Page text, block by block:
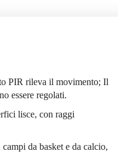
PIR rileva il movimento; Il
essere regolati.
lisce, con raggi
da basket e da calcio,